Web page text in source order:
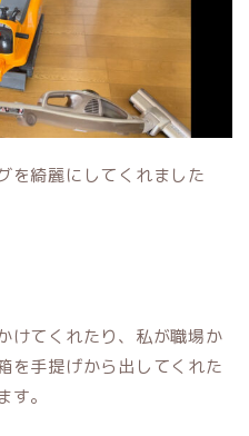
を綺麗にしてくれました
けてくれたり、私が職場か
を手提げから出してくれた
。